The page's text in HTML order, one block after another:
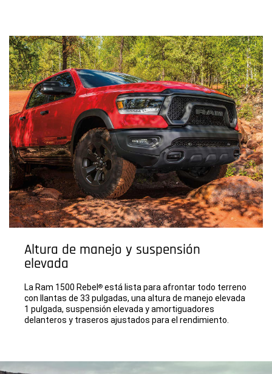
Altura de manejo y suspensión
elevada
La Ram 1500 Rebel® está lista para afrontar todo terreno
con llantas de 33 pulgadas, una altura de manejo elevada
1 pulgada, suspensión elevada y amortiguadores
delanteros y traseros ajustados para el rendimiento.